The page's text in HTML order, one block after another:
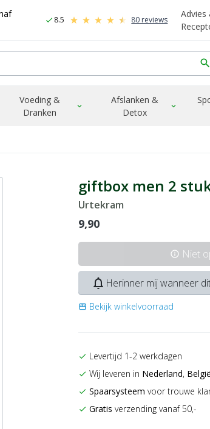
check 8.5 80 reviews
Advies
search
Voeding &
Dranken
expand_more
Afslanken &
Detox
expand_more
giftbox men 2
Urtekram
9,90
info Niet
notifications_none Herinner mij wanneer
storefront Bekijk winkelvoorraad
check Levertijd 1-2 werkdagen
check Wij leveren in Nederland, België
check Spaarsysteem voor trouwe
check Gratis verzending vanaf 50,-